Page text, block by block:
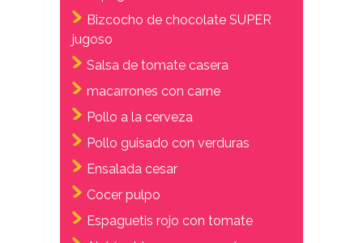
Bizcocho de chocolate SUPER
jugoso
Salsa de tomate casera
macarrones con carne
Pollo a la cerveza
Pollo guisado con verduras
Ensalada cesar
Cocer pulpo
Espaguetis rojo con tomate